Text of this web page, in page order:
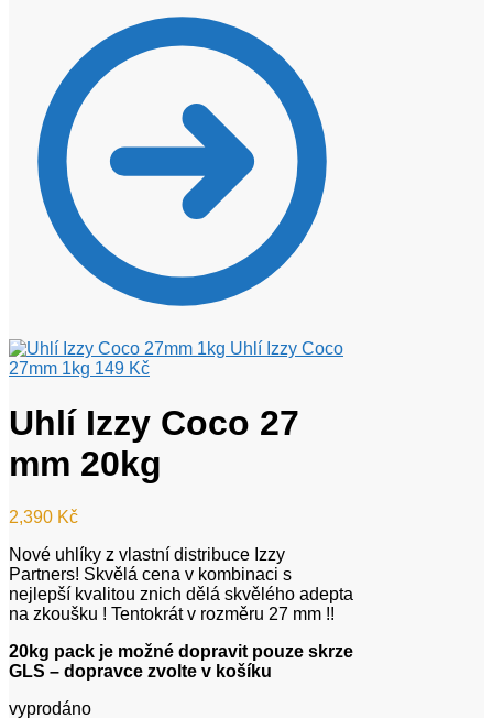
Uhlí Izzy Coco
27mm 1kg 149 Kč
Uhlí Izzy Coco 27
mm 20kg
2,390 Kč
Nové uhlíky z vlastní distribuce Izzy
Partners! Skvělá cena v kombinaci s
nejlepší kvalitou znich dělá skvělého adepta
na zkoušku ! Tentokrát v rozměru 27 mm !!
20kg pack je možné dopravit pouze skrze
GLS – dopravce zvolte v košíku
vyprodáno